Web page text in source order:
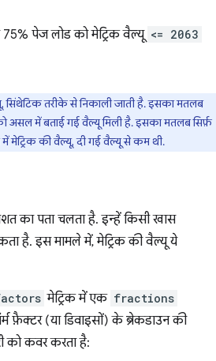
पेज लोड को मेट्रिक वैल्यू <= 2063
सिंथेटिक तरीके से निकाली जाती है. इसका मतलब
असल में बताई गई वैल्यू मिली है. इसका मतलब सिर्फ़
मेट्रिक की वैल्यू, दी गई वैल्यू से कम थी.
का पता चलता है. इन्हें किसी खास
है. इस मामले में, मेट्रिक की वैल्यू ये
मेट्रिक में एक fractions
फ़ैक्टर (या डिवाइसों) के ब्रेकडाउन की
को कवर करता है: